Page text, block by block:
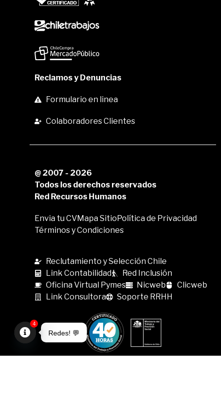
Reclamos y Denuncias
Formulario en linea
Colaboradores Clientes
@ 2007 - 2026
Todos los derechos reservados
Red Recursos Humanos
Envia tu CVMapa SitioPolítica de Privacidad
Términos y Condiciones
Reclutamiento y Selección Chile
Link Contabilidad
Red Inclusión
Oficina Virtual Pymes
Nicweb
Clicweb
Link Consultora
Soporte RRHH
Redes! 💬
4